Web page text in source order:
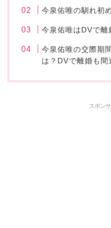
今泉佑唯の馴れ初
今泉佑唯はDVで離
今泉佑唯の交際期
は？DVで離婚も間
スポン